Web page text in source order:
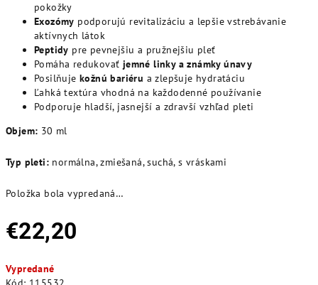
pokožky
Exozómy podporujú revitalizáciu a lepšie vstrebávanie
aktívnych látok
Peptidy pre pevnejšiu a pružnejšiu pleť
Pomáha redukovať jemné linky a známky únavy
Posilňuje kožnú bariéru a zlepšuje hydratáciu
Ľahká textúra vhodná na každodenné používanie
Podporuje hladší, jasnejší a zdravší vzhľad pleti
Objem: 30 ml
Typ pleti: normálna, zmiešaná, suchá, s vráskami
Položka bola vypredaná…
€22,20
cena:
Vypredané